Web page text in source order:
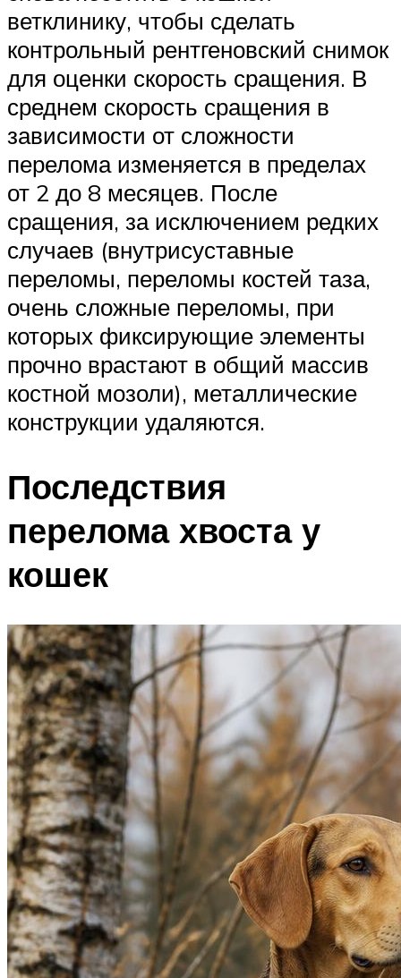
ветклинику, чтобы сделать
контрольный рентгеновский снимок
для оценки скорость сращения. В
среднем скорость сращения в
зависимости от сложности
перелома изменяется в пределах
от 2 до 8 месяцев. После
сращения, за исключением редких
случаев (внутрисуставные
переломы, переломы костей таза,
очень сложные переломы, при
которых фиксирующие элементы
прочно врастают в общий массив
костной мозоли), металлические
конструкции удаляются.
Последствия
перелома хвоста у
кошек